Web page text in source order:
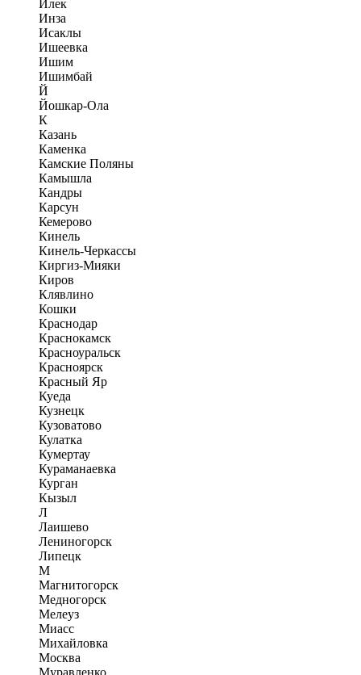
Илек
Инза
Исаклы
Ишеевка
Ишим
Ишимбай
Й
Йошкар-Ола
К
Казань
Каменка
Камские Поляны
Камышла
Кандры
Карсун
Кемерово
Кинель
Кинель-Черкассы
Киргиз-Мияки
Киров
Клявлино
Кошки
Краснодар
Краснокамск
Красноуральск
Красноярск
Красный Яр
Куеда
Кузнецк
Кузоватово
Кулатка
Кумертау
Кураманаевка
Курган
Кызыл
Л
Лаишево
Лениногорск
Липецк
М
Магнитогорск
Медногорск
Мелеуз
Миасс
Михайловка
Москва
Муравленко